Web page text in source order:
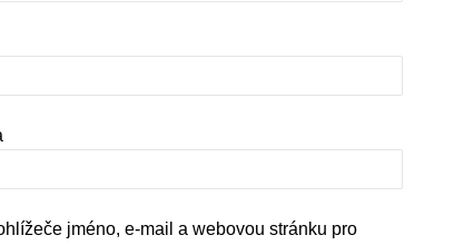
jméno, e-mail a webovou stránku pro